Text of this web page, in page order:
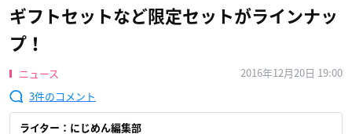
ギフトセットなど限定セットがラインナッ
プ！
ニュース
2016年12月20日 19:00
3
ライター：にじめん編集部